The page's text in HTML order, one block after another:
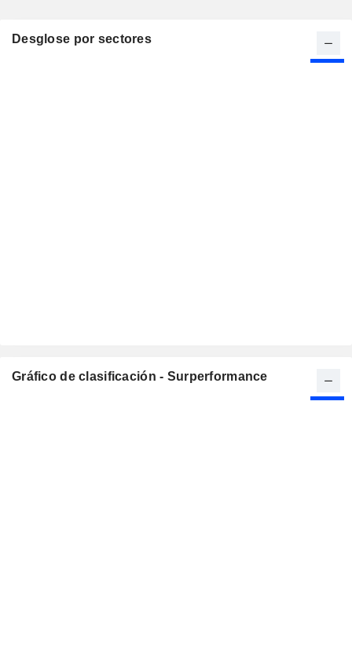
Desglose por sectores
Gráfico de clasificación - Surperformance